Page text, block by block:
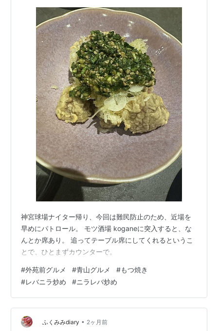
神宮球場ナイター帰り、今回は難民防止のため、近場を
早めにパトロール。 モツ酒場 koganeに突入すると、な
んとか席あり。 追ってテーブル席にしてくれるというこ
とで、ひとまずカウンターで。
#外苑前グルメ #青山グルメ #もつ焼き
#レバニラ炒め #ニラレバ炒め
ふくみみdiary • 2ヶ月前